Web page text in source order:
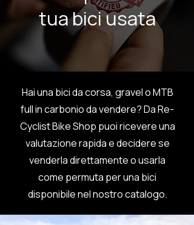
tua bici usata
Hai una bici da corsa, gravel o MTB
full in carbonio da vendere? Da Re-
Cyclist Bike Shop puoi ricevere una
valutazione rapida e decidere se
venderla direttamente o usarla
come permuta per una bici
disponibile nel nostro catalogo.